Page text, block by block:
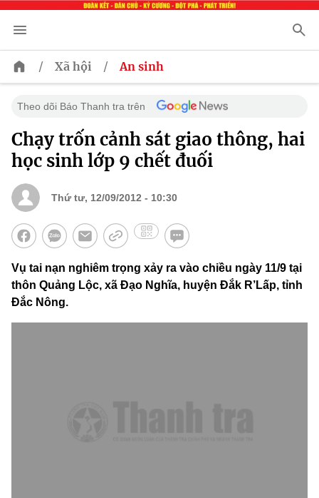
/ Xã hội / An sinh
Theo dõi Báo Thanh tra trên
Chạy trốn cảnh sát giao thông, hai
học sinh lớp 9 chết đuối
Thứ tư, 12/09/2012 - 10:30
Vụ tai nạn nghiêm trọng xảy ra vào chiều ngày 11/9 tại
thôn Quảng Lộc, xã Đạo Nghĩa, huyện Đắk R’Lấp, tỉnh
Đắc Nông.